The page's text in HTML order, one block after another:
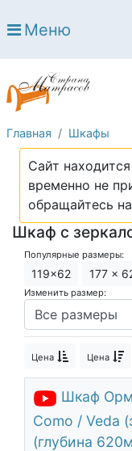
Open submenu
Open submenu
Кровати
Open submenu
Open submenu
Диваны
Open submenu
Постельное
Open submenu
Мебель
Open submenu
Основания
Open submenu
Детские
Open submenu
OpenШкафы
Контакты
Доставка по
Меню
Главная Шкафы
Сайт
временно не
обращайтесь
Шкаф с
Популярные размеры:
119x62 177 x
Изменить размер:
Цена Цена
Шкаф
Como / Veda
(глубина